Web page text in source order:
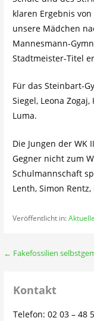
klaren Ergebnis
unsere Mädchen
Mannesmann-
Stadtmeister-Titel
Für das Steinbart-
Siegel, Leona
Luma.
Die Jungen der WK
Gegner nicht zum
Schulmannschaft
Lenth, Simon
Veröffentlicht in:
← Fakefossilien
Kontakt
Telefon: 02 03 – 48